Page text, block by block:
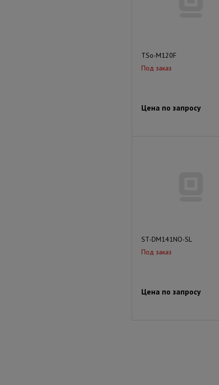
TSo-M120F
Под заказ
Цена по запросу
ST-DM141NO-SL
Под заказ
Цена по запросу